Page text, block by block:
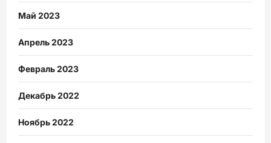
Май 2023
Апрель 2023
Февраль 2023
Декабрь 2022
Ноябрь 2022